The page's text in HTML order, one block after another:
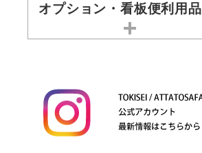
オプション・看板便利用品